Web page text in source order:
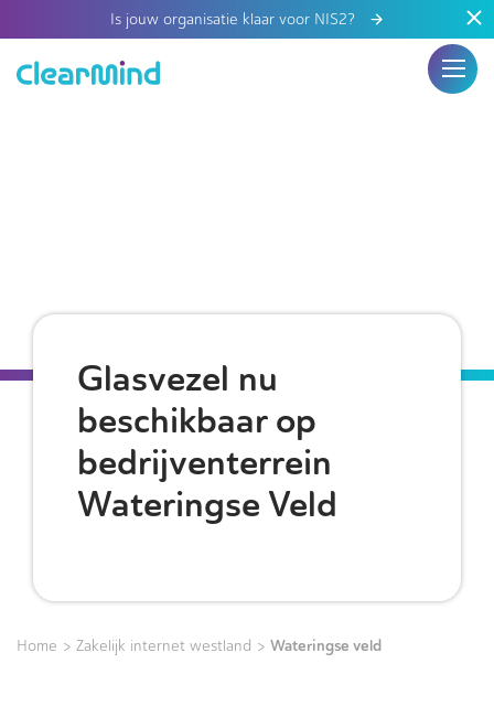
Is jouw organisatie klaar voor NIS2?
Glasvezel nu
beschikbaar op
bedrijventerrein
Wateringse Veld
Home > Zakelijk internet westland > Wateringse veld